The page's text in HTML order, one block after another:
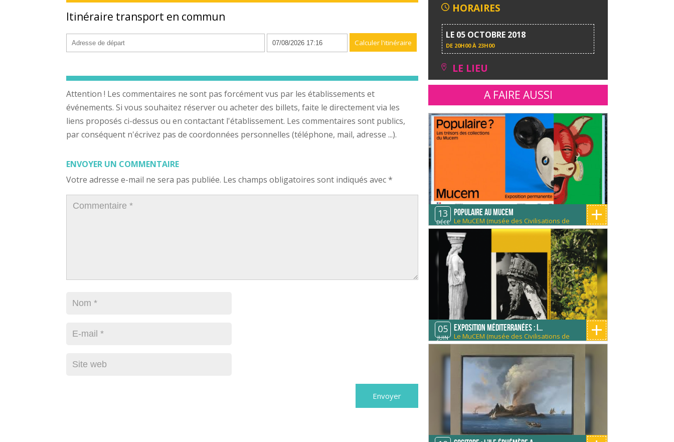
Itinéraire transport en commun
Attention ! Les commentaires ne sont pas forcément vus par les établissements et
événements. Si vous souhaitez réserver ou acheter des billets, faite le directement via les
liens proposés ci-dessus ou en contactant l'établissement. Les commentaires sont publics,
par conséquent n'écrivez pas de coordonnées personnelles (téléphone, mail, adresse ...).
ENVOYER UN COMMENTAIRE
Votre adresse e-mail ne sera pas publiée. Les champs obligatoires sont indiqués avec*
HORAIRES
LE 05 OCTOBRE 2018
DE 20H00 À 23H00
LE LIEU
A FAIRE AUSSI
13
DÉCE
Populaire au MUCEM
Le MuCEM (musée des Civilisations de
l'Europe et de la Méditerranée)
+
05
JUIN
Exposition Méditerranées : I...
Le MuCEM (musée des Civilisations de
+